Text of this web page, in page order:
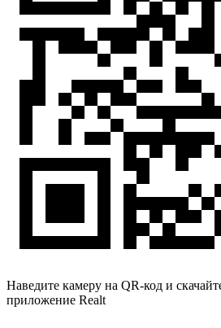
Наведите камеру на QR-код и
приложение Realt